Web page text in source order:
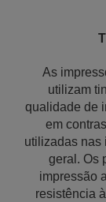
As
utilizam
qualidade de
em
utilizadas nas
geral. Os
impressão
resistência